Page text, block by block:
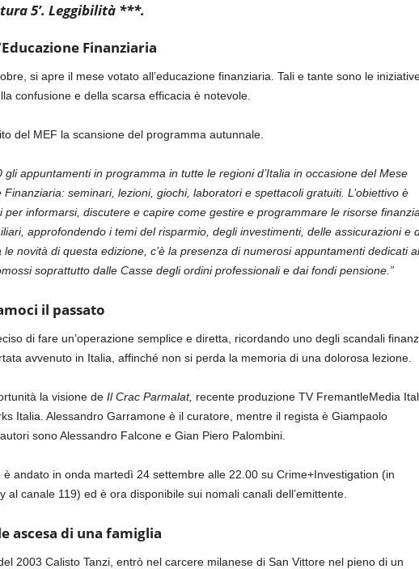
5’. Leggibilità ***.
Finanziaria
si apre il mese votato all’educazione finanziaria. Tali e tante sono le
confusione e della scarsa efficacia è notevole.
del MEF la scansione del programma autunnale.
gli appuntamenti in programma in tutte le regioni d’Italia in occasione del Mese
Finanziaria: seminari, lezioni, giochi, laboratori e spettacoli gratuiti. L’obiettivo è
per informarsi, discutere e capire come gestire e programmare le risorse
approfondendo i temi del risparmio, degli investimenti, delle assicurazioni e
le novità di questa edizione, c’è la presenza di numerosi appuntamenti dedicati
soprattutto dalle Casse degli ordini professionali e dai fondi pensione.”
il passato
di fare un’operazione semplice e diretta, ricordando uno degli scandali
avvenuto in Italia, affinché non si perda la memoria di una dolorosa lezione.
la visione de Il Crac Parmalat, recente produzione TV FremantleMedia
Italia. Alessandro Garramone è il curatore, mentre il regista è Giampaolo
sono Alessandro Falcone e Gian Piero Palombini.
è andato in onda martedì 24 settembre alle 22.00 su Crime+Investigation (in
al canale 119) ed è ora disponibile sui nomali canali dell’emittente.
ascesa di una famiglia
2003 Calisto Tanzi, entrò nel carcere milanese di San Vittore nel pieno di un